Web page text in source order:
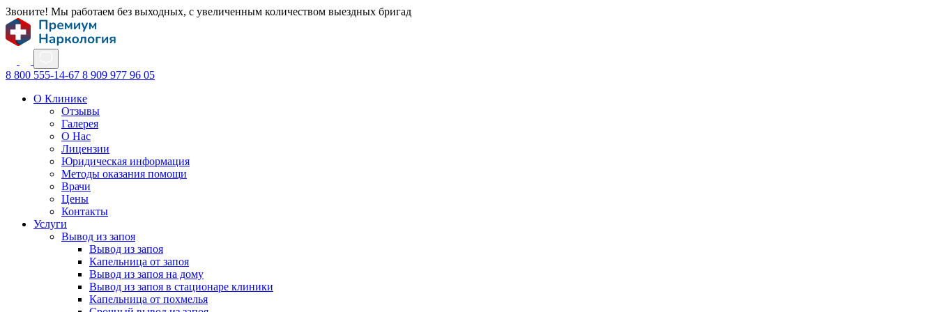
Звоните! Мы работаем без выходных, с увеличенным количеством выездных бригад
8 800 555-14-67 8 909 977 96 05
О Клинике
Отзывы
Галерея
О Нас
Лицензии
Юридическая информация
Методы оказания помощи
Врачи
Цены
Контакты
Услуги
Вывод из запоя
Вывод из запоя
Капельница от запоя
Вывод из запоя на дому
Вывод из запоя в стационаре клиники
Капельница от похмелья